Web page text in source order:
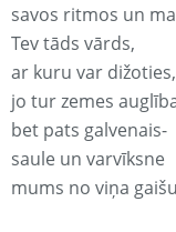
savos ritmos un
Tev tāds vārds,
ar kuru var dižoties,
jo tur zemes
bet pats galvenais-
saule un varvīksne
mums no viņa